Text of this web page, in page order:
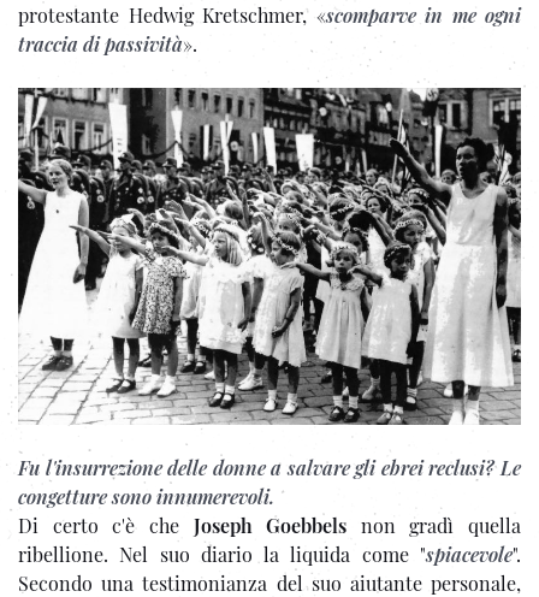
protestante Hedwig Kretschmer, «scomparve in me ogni
traccia di passività».
Fu l'insurrezione delle donne a salvare gli ebrei reclusi? Le
congetture sono innumerevoli.
Di certo c'è che Joseph Goebbels non gradì quella
ribellione. Nel suo diario la liquida come "spiacevole".
Secondo una testimonianza del suo aiutante personale,